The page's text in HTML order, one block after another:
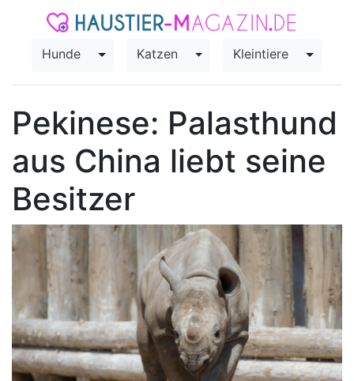
Hunde Toggle Dropdown
Katzen Toggle Dropdown
Kleintiere Toggle
Pekinese: Palasthund
aus China liebt seine
Besitzer